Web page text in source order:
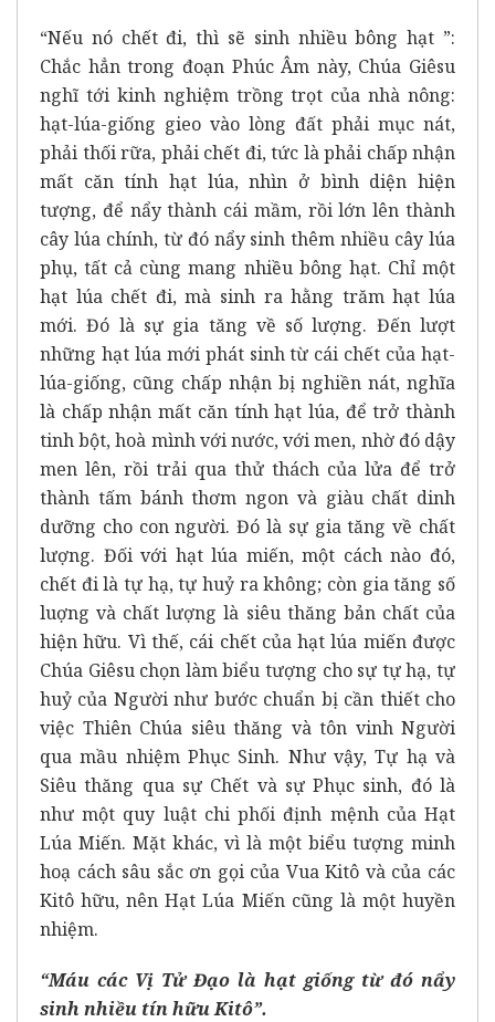
“Nếu nó chết đi, thì sẽ sinh nhiều bông hạt ”:
Chắc hẳn trong đoạn Phúc Âm này, Chúa Giêsu
nghĩ tới kinh nghiệm trồng trọt của nhà nông:
hạt-lúa-giống gieo vào lòng đất phải mục nát,
phải thối rữa, phải chết đi, tức là phải chấp nhận
mất căn tính hạt lúa, nhìn ở bình diện hiện
tượng, để nẩy thành cái mầm, rồi lớn lên thành
cây lúa chính, từ đó nẩy sinh thêm nhiều cây lúa
phụ, tất cả cùng mang nhiều bông hạt. Chỉ một
hạt lúa chết đi, mà sinh ra hằng trăm hạt lúa
mới. Đó là sự gia tăng về số lượng. Đến lượt
những hạt lúa mới phát sinh từ cái chết của hạt-
lúa-giống, cũng chấp nhận bị nghiền nát, nghĩa
là chấp nhận mất căn tính hạt lúa, để trở thành
tinh bột, hoà mình với nước, với men, nhờ đó dậy
men lên, rồi trải qua thử thách của lửa để trở
thành tấm bánh thơm ngon và giàu chất dinh
dưỡng cho con người. Đó là sự gia tăng về chất
lượng. Đối với hạt lúa miến, một cách nào đó,
chết đi là tự hạ, tự huỷ ra không; còn gia tăng số
luợng và chất lượng là siêu thăng bản chất của
hiện hữu. Vì thế, cái chết của hạt lúa miến được
Chúa Giêsu chọn làm biểu tượng cho sự tự hạ, tự
huỷ của Người như bước chuẩn bị cần thiết cho
việc Thiên Chúa siêu thăng và tôn vinh Người
qua mầu nhiệm Phục Sinh. Như vậy, Tự hạ và
Siêu thăng qua sự Chết và sự Phục sinh, đó là
như một quy luật chi phối định mệnh của Hạt
Lúa Miến. Mặt khác, vì là một biểu tượng minh
hoạ cách sâu sắc ơn gọi của Vua Kitô và của các
Kitô hữu, nên Hạt Lúa Miến cũng là một huyền
nhiệm.
“Máu các Vị Tử Đạo là hạt giống từ đó nẩy
sinh nhiều tín hữu Kitô”.